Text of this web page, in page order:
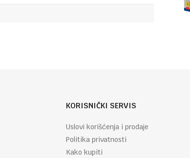
KORISNIČKI SERVIS
Uslovi korišćenja i prodaje
Politika privatnosti
Kako kupiti